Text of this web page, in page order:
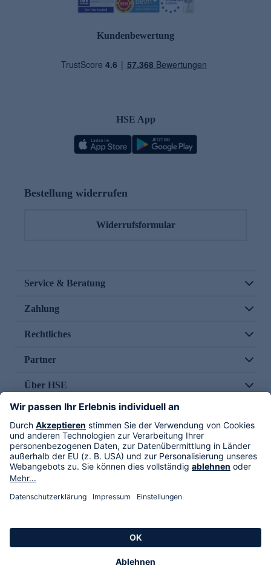
Kundenbewertung
HSE App
Bestellung widerrufen
Widerrufsformular
Service & Beratung
Zahlung
Rechtliches
Partner
Über HSE
Im TV
HSE International